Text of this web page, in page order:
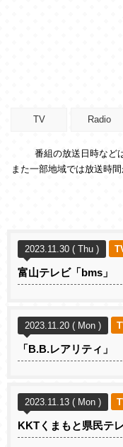
TV Radio
番組の放送日時など
また一部地域では放送時
2023.11.30 ( Thu )
富山テレビ「bms」
2023.11.20 ( Mon )
「B.B.レアリティ」
2023.11.13 ( Mon )
KKTくまもと県民テ